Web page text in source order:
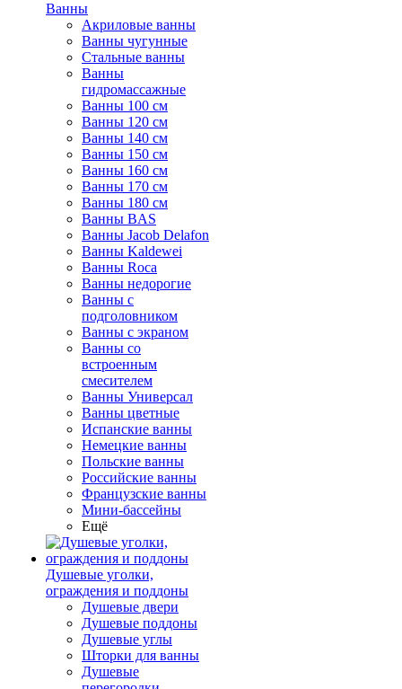
Ванны
Акриловые ванны
Ванны чугунные
Стальные ванны
Ванны
гидромассажные
Ванны 100 см
Ванны 120 см
Ванны 140 см
Ванны 150 см
Ванны 160 см
Ванны 170 см
Ванны 180 см
Ванны BAS
Ванны Jacob Delafon
Ванны Kaldewei
Ванны Roca
Ванны недорогие
Ванны с
подголовником
Ванны с экраном
Ванны со
встроенным
смесителем
Ванны Универсал
Ванны цветные
Испанские ванны
Немецкие ванны
Польские ванны
Российские ванны
Французские ванны
Мини-бассейны
Ещё
Душевые уголки,
ограждения и поддоны
Душевые двери
Душевые поддоны
Душевые углы
Шторки для ванны
Душевые